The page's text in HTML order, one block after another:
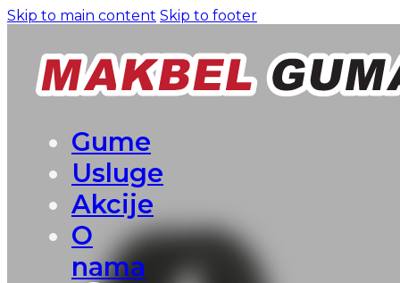
Skip to main content Skip to footer
Gume
Usluge
Akcije
O
nama